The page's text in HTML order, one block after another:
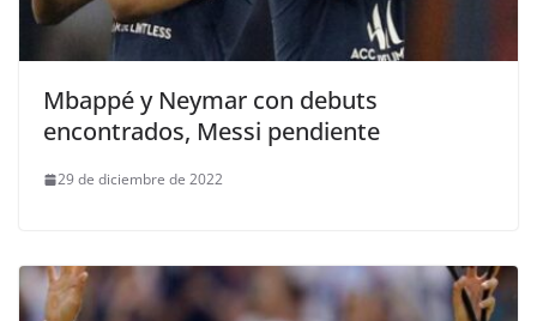
Mbappé y Neymar con debuts
encontrados, Messi pendiente
29 de diciembre de 2022